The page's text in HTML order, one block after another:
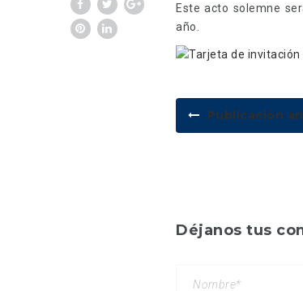
Este acto solemne
año.
Publicación
Déjanos tus